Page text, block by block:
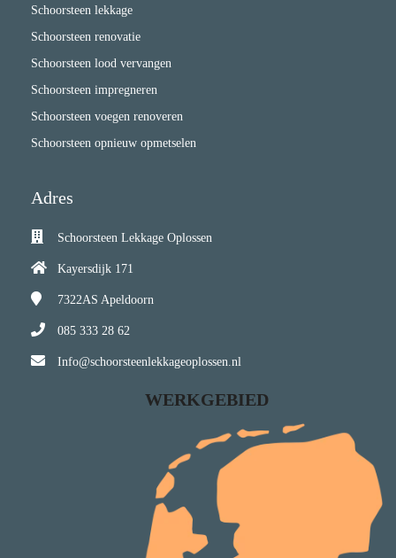
Schoorsteen lekkage
Schoorsteen renovatie
Schoorsteen lood vervangen
Schoorsteen impregneren
Schoorsteen voegen renoveren
Schoorsteen opnieuw opmetselen
Adres
Schoorsteen Lekkage Oplossen
Kayersdijk 171
7322AS Apeldoorn
085 333 28 62
Info@schoorsteenlekkageoplossen.nl
WERKGEBIED